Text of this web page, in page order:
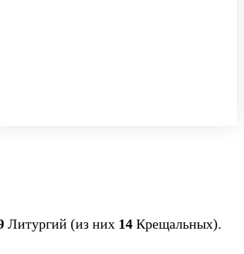
Литургий (из них 14 Крещальных).